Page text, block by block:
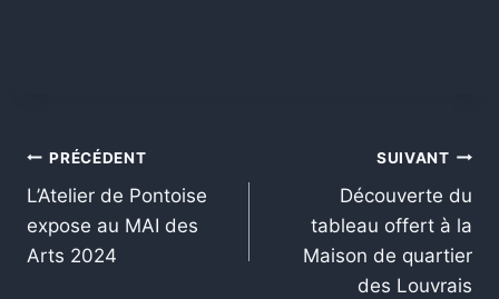
Navigation
de
l’article
PRÉCÉDENT
L’Atelier de Pontoise
expose au MAI des
Arts 2024
SUIVANT
Découverte du
tableau offert à la
Maison de quartier
des Louvrais